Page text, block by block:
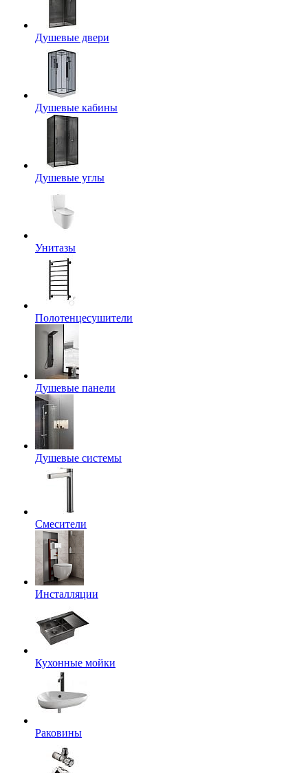
Душевые двери
Душевые кабины
Душевые углы
Унитазы
Полотенцесушители
Душевые панели
Душевые системы
Смесители
Инсталляции
Кухонные мойки
Раковины